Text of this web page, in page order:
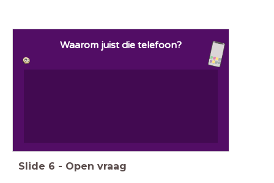
Waarom juist die telefoon?
Slide 6 - Open vraag